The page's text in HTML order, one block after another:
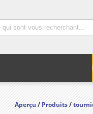
Aperçu/Produits/